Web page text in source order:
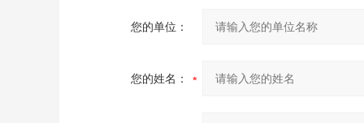
您的单位：
您的姓名：